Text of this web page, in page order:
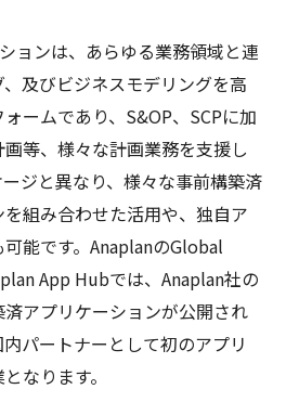
ョンは、あらゆる業務領域と連
及びビジネスモデリングを高
ームであり、S&OP、SCPに加
等、様々な計画業務を支援し
ジと異なり、様々な事前構築済
組み合わせた活用や、独自ア
能です。AnaplanのGlobal
App Hubでは、Anaplan社の
アプリケーションが公開され
パートナーとして初のアプリ
なります。